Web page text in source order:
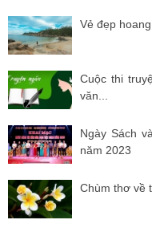
Vẻ đẹp
Cuộc thi
văn...
Ngày Sách
năm 2023
Chùm thơ về